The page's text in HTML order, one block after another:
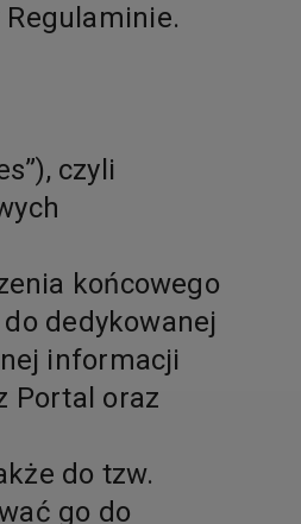
czyli
końcowego
dedykowanej
informacji
Portal oraz
do tzw.
go do